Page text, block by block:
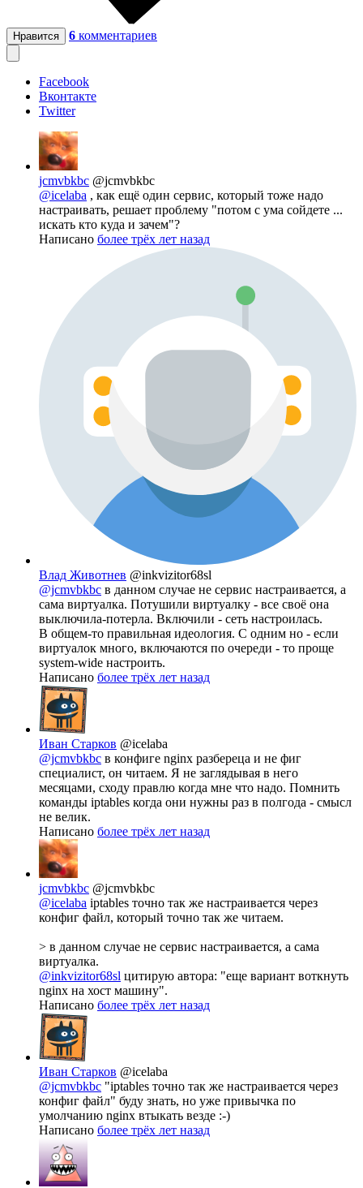
Нравится 6 комментариев
Facebook
Вконтакте
Twitter
jcmvbkbc @jcmvbkbc
@icelaba , как ещё один сервис, который тоже надо
настраивать, решает проблему "потом с ума сойдете ...
искать кто куда и зачем"?
Написано более трёх лет назад
Влад Животнев @inkvizitor68sl
@jcmvbkbc в данном случае не сервис настраивается, а
сама виртуалка. Потушили виртуалку - все своё она
выключила-потерла. Включили - сеть настроилась.
В общем-то правильная идеология. С одним но - если
виртуалок много, включаются по очереди - то проще
system-wide настроить.
Написано более трёх лет назад
Иван Старков @icelaba
@jcmvbkbc в конфиге nginx разбереца и не фиг
специалист, он читаем. Я не заглядывая в него
месяцами, сходу правлю когда мне что надо. Помнить
команды iptables когда они нужны раз в полгода - смысл
не велик.
Написано более трёх лет назад
jcmvbkbc @jcmvbkbc
@icelaba iptables точно так же настраивается через
конфиг файл, который точно так же читаем.
> в данном случае не сервис настраивается, а сама
виртуалка.
@inkvizitor68sl цитирую автора: "еще вариант воткнуть
nginx на хост машину".
Написано более трёх лет назад
Иван Старков @icelaba
@jcmvbkbc "iptables точно так же настраивается через
конфиг файл" буду знать, но уже привычка по
умолчанию nginx втыкать везде :-)
Написано более трёх лет назад